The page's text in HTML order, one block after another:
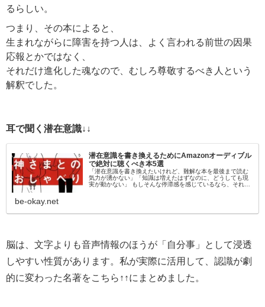
るらしい。
つまり、その本によると、
生まれながらに障害を持つ人は、よく言われる前世の因果
応報とかではなく、
それだけ進化した魂なので、むしろ尊敬するべき人という
解釈でした。
耳で聞く潜在意識↓↓
潜在意識を書き換えるためにAmazonオーディブル
で絶対に聴くべき本5選
「潜在意識を書き換えたいけれど、難解な本を最後まで読む
気力が湧かない」「知識は増えたはずなのに、どうしても現
実が動かない」 もしそんな停滞感を感じているなら、それは
be-okay.net
脳は、文字よりも音声情報のほうが「自分事」として浸透
しやすい性質があります。私が実際に活用して、認識が劇
的に変わった名著をこちら↑↑にまとめました。